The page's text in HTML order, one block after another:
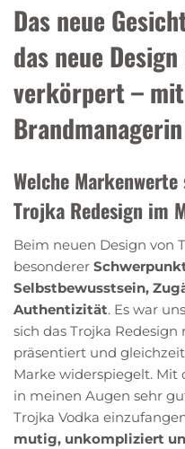
Das neue
das neue
verkörpert – mit
Welche
Trojka Redesign im
Beim neuen Design von
besonderer
Selbstbewusstsein,
Authentizität. Es war
sich das Trojka
präsentiert und
Marke widerspiegelt.
in meinen Augen sehr
Trojka Vodka
mutig, unkompliziert